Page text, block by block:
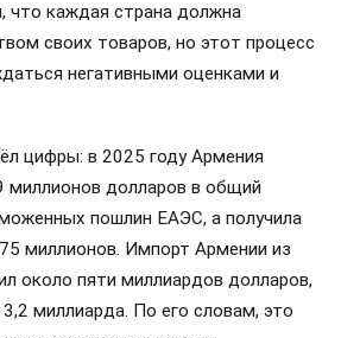
что каждая страна должна
своих товаров, но этот процесс
негативными оценками и
цифры: в 2025 году Армения
миллионов долларов в общий
пошлин ЕАЭС, а получила
миллионов. Импорт Армении из
около пяти миллиардов долларов,
миллиарда. По его словам, это